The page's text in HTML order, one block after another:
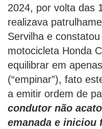
2024, por volta das
realizava
Servilha e
motocicleta Honda
equilibrar em
(“empinar”), fato
a emitir ordem de
condutor não
emanada e iniciou